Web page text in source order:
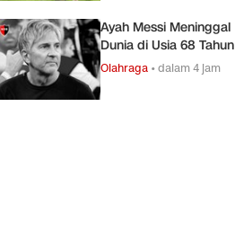
Ayah Messi Meninggal
Dunia di Usia 68 Tahun
Olahraga •dalam 4 jam